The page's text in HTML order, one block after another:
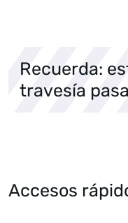
Recuerda:
travesía
Accesos